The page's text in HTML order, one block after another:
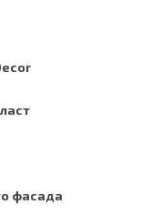
фасада